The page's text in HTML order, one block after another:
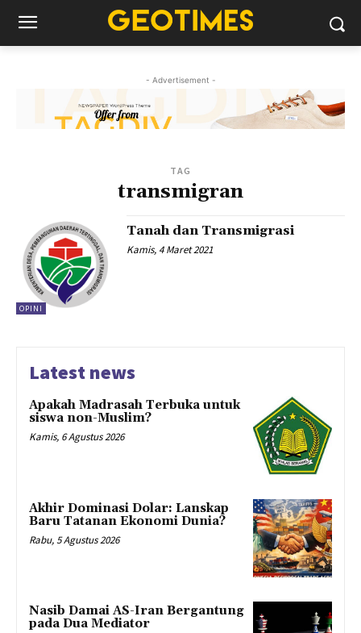
- Advertisement -
TAG
transmigran
OPINI
Tanah dan Transmigrasi
Kamis, 4 Maret 2021
Latest news
Apakah Madrasah Terbuka untuk
siswa non-Muslim?
Kamis, 6 Agustus 2026
Akhir Dominasi Dolar: Lanskap
Baru Tatanan Ekonomi Dunia?
Rabu, 5 Agustus 2026
Nasib Damai AS-Iran Bergantung
pada Dua Mediator